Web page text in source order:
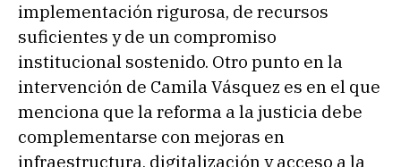
implementación rigurosa, de recursos
suficientes y de un compromiso
institucional sostenido. Otro punto en la
intervención de Camila Vásquez es en el que
menciona que la reforma a la justicia debe
complementarse con mejoras en
infraestructura, digitalización y acceso a la